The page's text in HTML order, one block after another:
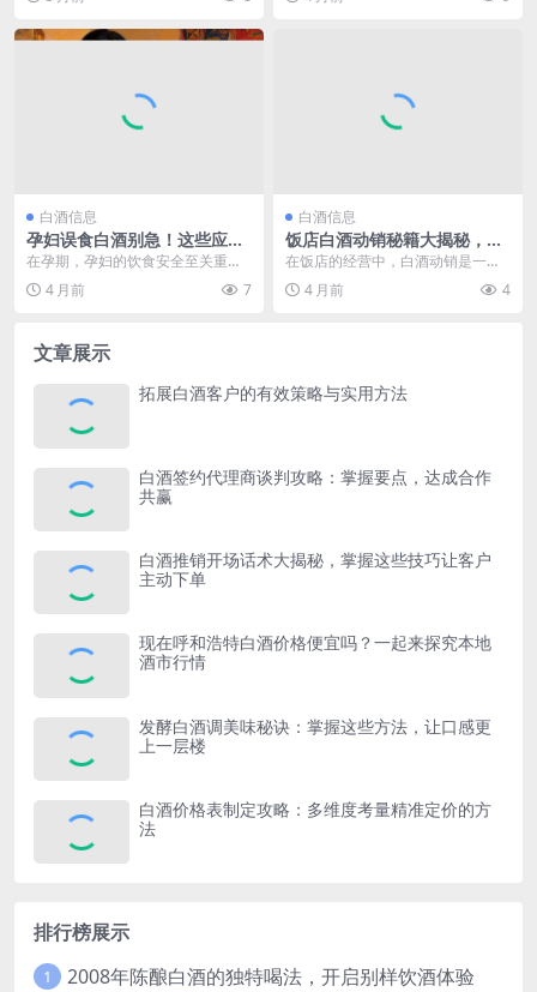
白酒信息
孕妇误食白酒别急！这些应对
方法一定要知道
在孕期，孕妇的饮食安全至关重
要，每一种食物的摄入都可能对腹
中胎儿产生影响。有时可...
4 月前 7
白酒信息
饭店白酒动销秘籍大揭秘，这
些策略让销量一路狂飙！
在饭店的经营中，白酒动销是一个
至关重要的问题。饭店白酒动销不
仅关系到饭店酒水销售...
4 月前 4
文章展示
拓展白酒客户的有效策略与实用方法
白酒签约代理商谈判攻略：掌握要点，达成合作
共赢
白酒推销开场话术大揭秘，掌握这些技巧让客户
主动下单
现在呼和浩特白酒价格便宜吗？一起来探究本地
酒市行情
发酵白酒调美味秘诀：掌握这些方法，让口感更
上一层楼
白酒价格表制定攻略：多维度考量精准定价的方
法
排行榜展示
1 2008年陈酿白酒的独特喝法，开启别样饮酒体验